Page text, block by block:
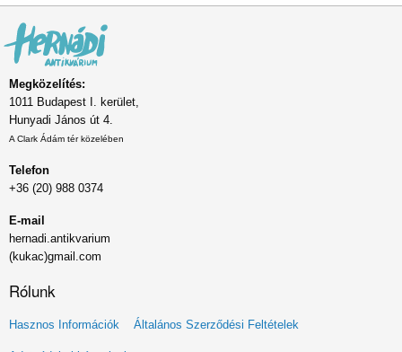
Megközelítés:
1011 Budapest I. kerület,
Hunyadi János út 4.
A Clark Ádám tér közelében
Telefon
+36 (20) 988 0374
E-mail
hernadi.antikvarium
(kukac)gmail.com
Rólunk
Lábléc
menü
Hasznos Információk Általános Szerződési Feltételek